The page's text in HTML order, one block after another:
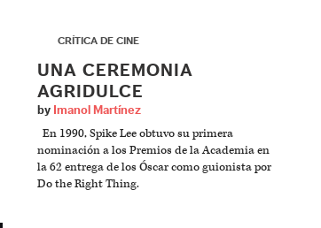
CRÍTICA DE CINE
UNA CEREMONIA
AGRIDULCE
by Imanol Martínez
En 1990, Spike Lee obtuvo su primera
nominación a los Premios de la Academia en
la 62 entrega de los Óscar como guionista por
Do the Right Thing.